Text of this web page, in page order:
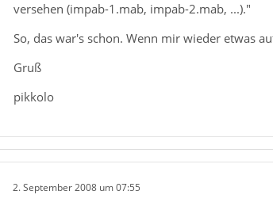
versehen (impab-1.mab, impab-2.mab, ...)."
So, das war's schon. Wenn mir wieder etwas
Gruß
pikkolo
2. September 2008 um 07:55